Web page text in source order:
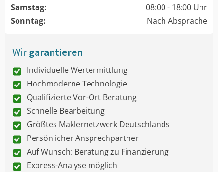
Samstag:
08:00 - 18:00 Uhr
Sonntag:
Nach Absprache
Wirgarantieren
Individuelle Wertermittlung
Hochmoderne Technologie
Qualifizierte Vor-Ort Beratung
Schnelle Bearbeitung
Größtes Maklernetzwerk Deutschlands
Persönlicher Ansprechpartner
Auf Wunsch: Beratung zu Finanzierung
Express-Analyse möglich